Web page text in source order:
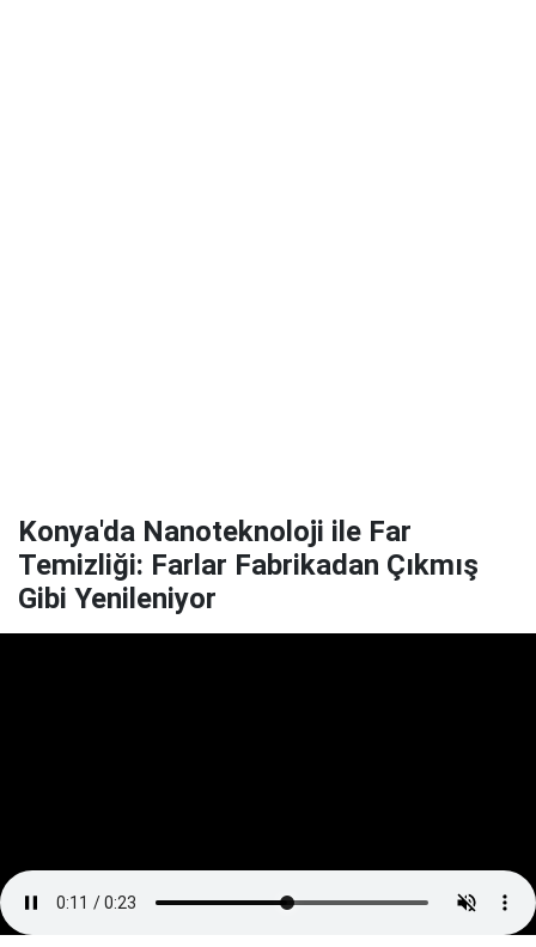
Konya'da Nanoteknoloji ile Far
Temizliği: Farlar Fabrikadan Çıkmış
Gibi Yenileniyor